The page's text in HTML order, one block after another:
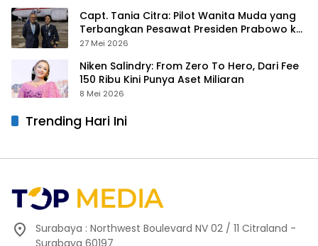
Capt. Tania Citra: Pilot Wanita Muda yang
Terbangkan Pesawat Presiden Prabowo ke
Prancis
27 Mei 2026
Niken Salindry: From Zero To Hero, Dari Fee
150 Ribu Kini Punya Aset Miliaran
8 Mei 2026
Trending Hari Ini
Surabaya : Northwest Boulevard NV 02 / 11 Citraland -
Surabaya 60197